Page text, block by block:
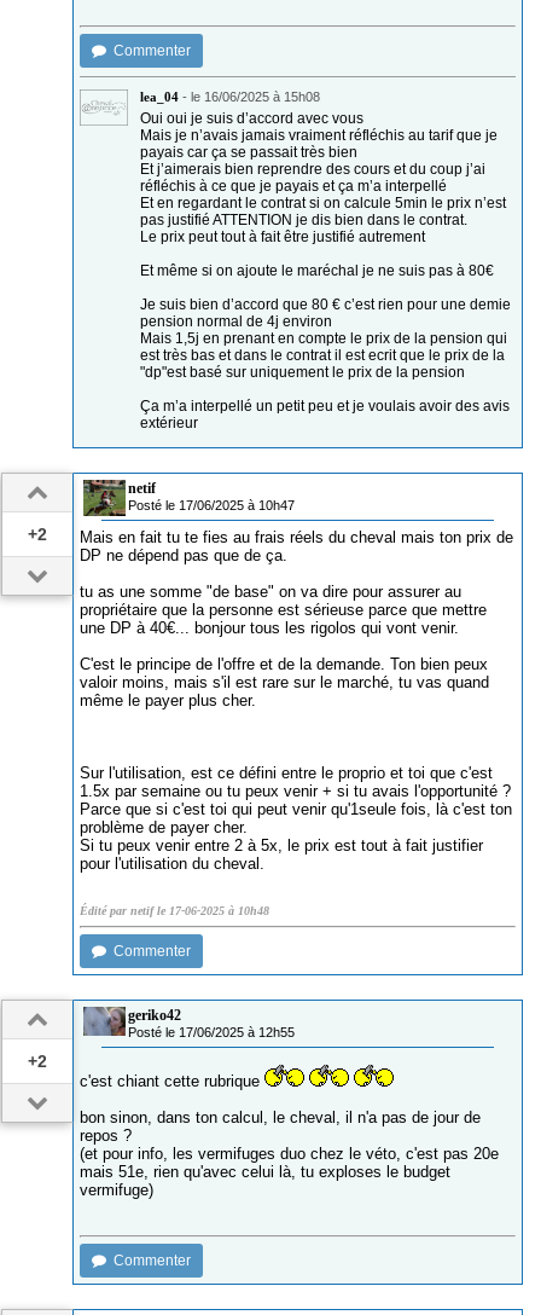
Commenter
lea_04 - le 16/06/2025 à 15h08
Oui oui je suis d’accord avec vous
Mais je n’avais jamais vraiment réfléchis au tarif que je
payais car ça se passait très bien
Et j’aimerais bien reprendre des cours et du coup j’ai
réfléchis à ce que je payais et ça m’a interpellé
Et en regardant le contrat si on calcule 5min le prix n’est
pas justifié ATTENTION je dis bien dans le contrat.
Le prix peut tout à fait être justifié autrement
Et même si on ajoute le maréchal je ne suis pas à 80€
Je suis bien d’accord que 80 € c’est rien pour une demie
pension normal de 4j environ
Mais 1,5j en prenant en compte le prix de la pension qui
est très bas et dans le contrat il est ecrit que le prix de la
"dp"est basé sur uniquement le prix de la pension
Ça m’a interpellé un petit peu et je voulais avoir des avis
extérieur
+2
netif
Posté le 17/06/2025 à 10h47
Mais en fait tu te fies au frais réels du cheval mais ton prix de
DP ne dépend pas que de ça.
tu as une somme "de base" on va dire pour assurer au
propriétaire que la personne est sérieuse parce que mettre
une DP à 40€... bonjour tous les rigolos qui vont venir.
C'est le principe de l'offre et de la demande. Ton bien peux
valoir moins, mais s'il est rare sur le marché, tu vas quand
même le payer plus cher.
Sur l'utilisation, est ce défini entre le proprio et toi que c'est
1.5x par semaine ou tu peux venir + si tu avais l'opportunité ?
Parce que si c'est toi qui peut venir qu'1seule fois, là c'est ton
problème de payer cher.
Si tu peux venir entre 2 à 5x, le prix est tout à fait justifier
pour l'utilisation du cheval.
Édité par netif le 17-06-2025 à 10h48
Commenter
+2
geriko42
Posté le 17/06/2025 à 12h55
c'est chiant cette rubrique
bon sinon, dans ton calcul, le cheval, il n'a pas de jour de
repos ?
(et pour info, les vermifuges duo chez le véto, c'est pas 20e
mais 51e, rien qu'avec celui là, tu exploses le budget
vermifuge)
Commenter